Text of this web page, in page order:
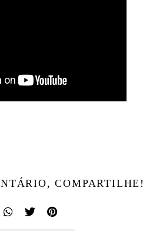
COMPARTILHE!